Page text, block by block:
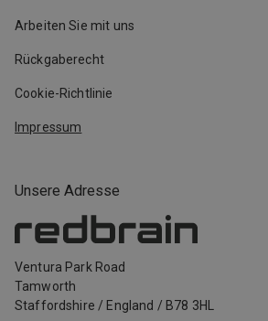
Unsere Adresse
Ventura Park Road
Tamworth
Staffordshire / England / B78 3HL
Arbeiten Sie mit uns
Rückgaberecht
Cookie-Richtlinie
Impressum